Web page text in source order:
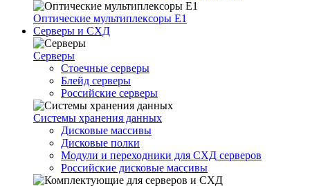
Оптические мультиплексоры Е1
Серверы и СХД
Серверы
Стоечные серверы
Блейд серверы
Российские серверы
Системы хранения данных
Дисковые массивы
Дисковые полки
Модули и переходники для СХД серверов
Российские дисковые массивы